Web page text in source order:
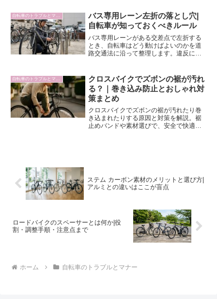
自転車のトラブルとマナー
バス専用レーン左折の落とし穴|
自転車が知っておくべきルール
バス専用レーンがある交差点で左折する
とき、自転車はどう動けばよいのかを道
路交通法に沿って整理します。違反にな
クロスバイクでズボンの裾が汚れ
る？｜巻き込み防止とおしゃれ対
策まとめ
クロスバイクでズボンの裾が汚れたり巻
き込まれたりする原因と対策を解説。裾
止めバンドや素材選びで、安全で快適な
ステム カーボン素材のメリットと選び方|
アルミとの違いはここが盲点
ロードバイクのスペーサーとは何か|役
割・調整手順・注意点まで
ホーム 自転車のトラブルとマナー